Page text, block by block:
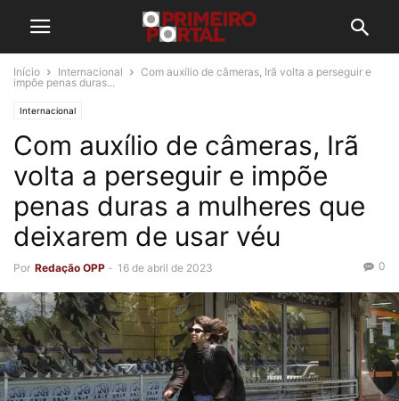
Início Internacional
Com auxílio de câmeras, Irã volta a perseguir e
impõe penas duras...
Internacional
Com auxílio de câmeras, Irã
volta a perseguir e impõe
penas duras a mulheres que
deixarem de usar véu
Por Redação OPP - 16 de abril de 2023 0